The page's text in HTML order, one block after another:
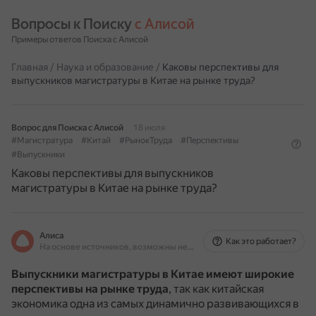
Вопросы к Поиску с Алисой
Примеры ответов Поиска с Алисой
Главная / Наука и образование / Каковы перспективы для
выпускников магистратуры в Китае на рынке труда?
Вопрос для Поиска с Алисой
18 июля
#Магистратура
#Китай #РынокТруда
#Перспективы
#Выпускники
Каковы перспективы для выпускников
магистратуры в Китае на рынке труда?
Алиса
На основе источников, возможны неточности
Как это работает?
Выпускники магистратуры в Китае имеют широкие
перспективы на рынке труда, так как китайская
экономика одна из самых динамично развивающихся в